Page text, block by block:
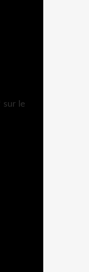
sur le